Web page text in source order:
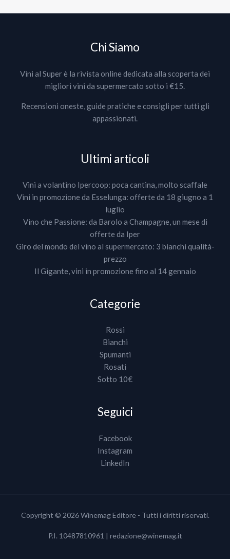
Chi Siamo
Vini al Super è la rivista online dedicata alla scoperta dei
migliori vini da supermercato sotto i €15.
Recensioni oneste, guide pratiche e consigli per tutti gli
appassionati.
Ultimi articoli
Vini a volantino Ipercoop: poca cantina, molto scaffale
Vini in promozione da Esselunga: offerte da 18 giugno a 1
luglio
Vino che Passione: da Barolo a Champagne, un mese di
offerte da Iper
Giro del mondo del vino al supermercato: 3 bianchi qualità-
prezzo
Il Gigante, vini in promozione fino al 14 gennaio
Categorie
Rossi
Bianchi
Spumanti
Rosati
Sotto 10€
Seguici
Facebook
Instagram
LinkedIn
Copyright © 2026 Winemag Editore - Tutti i diritti riservati.
P.I. 10487810961 | redazione@winemag.it